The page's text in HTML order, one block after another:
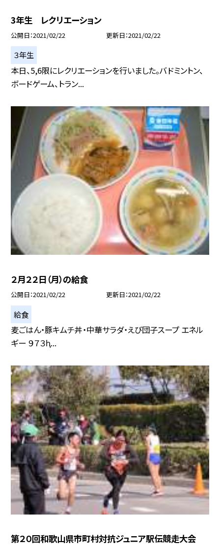
3年生 レクリエーション
公開日 2021/02/22 更新日 2021/02/22
３年生
本日、5,6限にレクリエーションを行いました。バドミントン、
ボードゲーム、トラン...
２月２２日（月）の給食
公開日 2021/02/22 更新日 2021/02/22
給食
麦ごはん・豚キムチ丼・中華サラダ・えび団子スープ エネル
ギー ９７３ԧ...
第２０回和歌山県市町村対抗ジュニア駅伝競走大会